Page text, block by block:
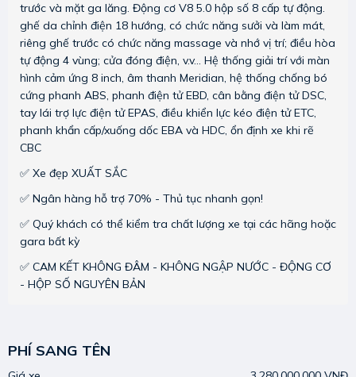
trước và mặt ga lăng. Động cơ V8 5.0 hộp số 8 cấp tự động.
ghế da chỉnh điện 18 hướng, có chức năng sưởi và làm mát,
riêng ghế trước có chức năng massage và nhớ vị trí; điều hòa
tự động 4 vùng; cửa đóng điện, v.v... Hệ thống giải trí với màn
hình cảm ứng 8 inch, âm thanh Meridian, hệ thống chống bó
cứng phanh ABS, phanh điện tử EBD, cân bằng điện tử DSC,
tay lái trợ lực điện tử EPAS, điều khiển lực kéo điện tử ETC,
phanh khẩn cấp/xuống dốc EBA và HDC, ổn định xe khi rẽ
CBC
✅ Xe đẹp XUẤT SẮC
✅ Ngân hàng hỗ trợ 70% - Thủ tục nhanh gọn!
✅ Quý khách có thể kiểm tra chất lượng xe tại các hãng hoặc
gara bất kỳ
✅ CAM KẾT KHÔNG ĐÂM - KHÔNG NGẬP NƯỚC - ĐỘNG CƠ
- HỘP SỐ NGUYÊN BẢN
PHÍ SANG TÊN